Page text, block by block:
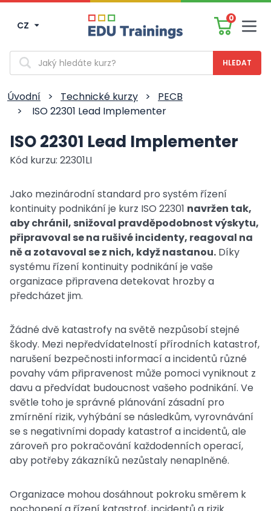
CZ
0
Vyhledávání
Úvodní > Technické kurzy >
PECB
>
ISO 22301 Lead Implementer
ISO 22301 Lead Implementer
Kód kurzu: 22301LI
Jako mezinárodní standard pro systém řízení
kontinuity podnikání je kurz ISO 22301 navržen tak,
aby chránil, snižoval pravděpodobnost výskytu,
připravoval se na rušivé incidenty, reagoval na
ně a zotavoval se z nich, když nastanou. Díky
systému řízení kontinuity podnikání je vaše
organizace připravena detekovat hrozby a
předcházet jim.
Žádné dvě katastrofy na světě nezpůsobí stejné
škody. Mezi nepředvídatelností přírodních katastrof,
narušení bezpečnosti informací a incidentů různé
povahy vám připravenost může pomoci vyniknout z
davu a předvídat budoucnost vašeho podnikání. Ve
světle toho je správné plánování zásadní pro
zmírnění rizik, vyhýbání se následkům, vyrovnávání
se s negativními dopady katastrof a incidentů, ale
zároveň pro pokračování každodenních operací,
aby potřeby zákazníků nezůstaly nenaplněné.
Organizace mohou dosáhnout pokroku směrem k